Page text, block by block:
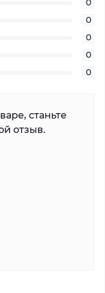
0
0
0
0
0
станьте
отзыв.